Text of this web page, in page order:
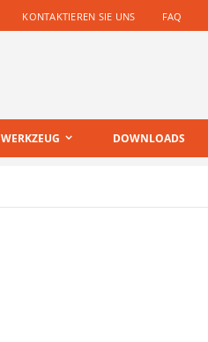
KONTAKTIEREN SIE UNS FAQ
WERKZEUG DOWNLOADS